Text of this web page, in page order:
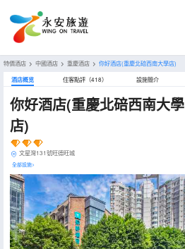
特價酒店 > 中國酒店 > 重慶酒店 > 你好酒店(重慶北碚西南大學店)
酒店概览 住客點評（418） 設施簡介
你好酒店(重慶北碚西南大學
店)
文星灣131號旺德旺城
全部設施>